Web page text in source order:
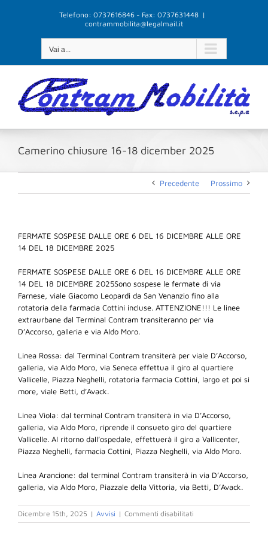
Telefono: 0737616846 - Fax: 0737631448 |
contrammobilita@legalmail.it
Vai a...
Camerino chiusure 16-18 dicember 2025
Precedente Prossimo
FERMATE SOSPESE DALLE ORE 6 DEL 16 DICEMBRE ALLE ORE
14 DEL 18 DICEMBRE 2025
FERMATE SOSPESE DALLE ORE 6 DEL 16 DICEMBRE ALLE ORE
14 DEL 18 DICEMBRE 2025Sono sospese le fermate di via
Farnese, viale Giacomo Leopardi da San Venanzio fino alla
rotatoria della farmacia Cottini incluse. ATTENZIONE!!! Le linee
extraurbane dal Terminal Contram transiteranno per via
D’Accorso, galleria e via Aldo Moro.
Linea Rossa: dal Terminal Contram transiterà per viale D’Accorso,
galleria, via Aldo Moro, via Seneca effettua il giro al quartiere
Vallicelle, Piazza Neghelli, rotatoria farmacia Cottini, largo et poi si
more, viale Betti, d’Avack.
Linea Viola: dal terminal Contram transiterà in via D’Accorso,
galleria, via Aldo Moro, riprende il consueto giro del quartiere
Vallicelle. Al ritorno dall’ospedale, effettuerà il giro a Vallicenter,
Piazza Neghelli, farmacia Cottini, Piazza Neghelli, via Aldo Moro.
Linea Arancione: dal terminal Contram transiterà in via D’Accorso,
galleria, via Aldo Moro, Piazzale della Vittoria, via Betti, D’Avack.
Dicembre 15th, 2025 | Avvisi | Commenti disabilitati
Camerino